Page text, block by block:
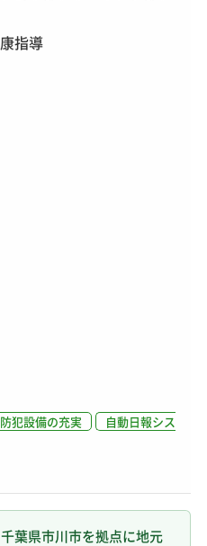
指導
防犯設備の充実
自動日報シス
葉県市川市を拠点に地元